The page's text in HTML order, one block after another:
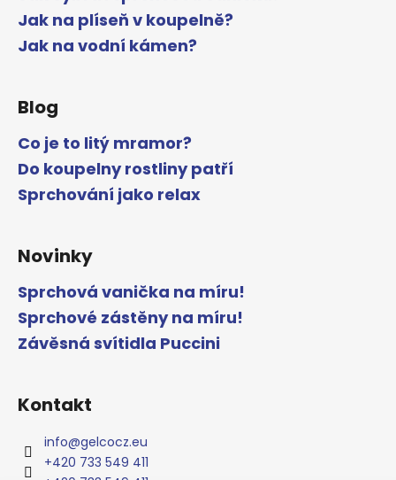
Jak na plíseň v koupelně?
Jak na vodní kámen?
Blog
Co je to litý mramor?
Do koupelny rostliny patří
Sprchování jako relax
Novinky
Sprchová vanička na míru!
Sprchové zástěny na míru!
Závěsná svítidla Puccini
Kontakt
info@gelcocz.eu
+420 733 549 411